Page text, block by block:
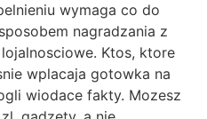
wymaga co do
nagradzania z
Ktos, ktore
wplacaja gotowka na
wiodace fakty. Mozesz